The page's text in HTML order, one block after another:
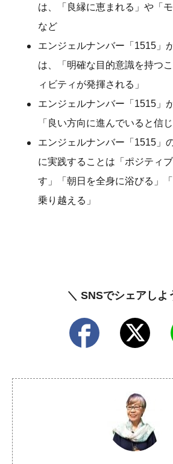
は、「良縁に恵まれる」や「モ
など
エンジェルナンバー「1515」
は、「明確な目的意識を持つ
ィビティが発揮される」
エンジェルナンバー「1515」
「良い方向に進んでいると信
エンジェルナンバー「1515」
に実践することは「ポジティ
す」「朝日を全身に浴びる」
乗り越える」
＼ SNSでシェアしよ